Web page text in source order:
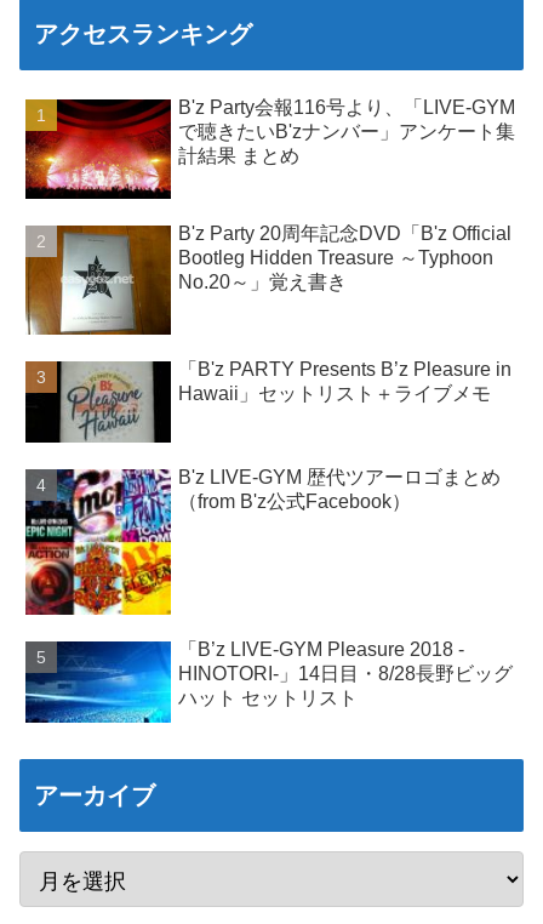
アクセスランキング
B'z Party会報116号より、「LIVE-GYM
で聴きたいB'zナンバー」アンケート集
計結果 まとめ
B'z Party 20周年記念DVD「B'z Official
Bootleg Hidden Treasure ～Typhoon
No.20～」覚え書き
「B'z PARTY Presents B’z Pleasure in
Hawaii」セットリスト＋ライブメモ
B'z LIVE-GYM 歴代ツアーロゴまとめ
（from B'z公式Facebook）
「B’z LIVE-GYM Pleasure 2018 -
HINOTORI-」14日目・8/28長野ビッグ
ハット セットリスト
アーカイブ